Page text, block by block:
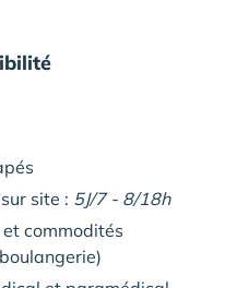
site : 5J/7 - 8/18h
commodités